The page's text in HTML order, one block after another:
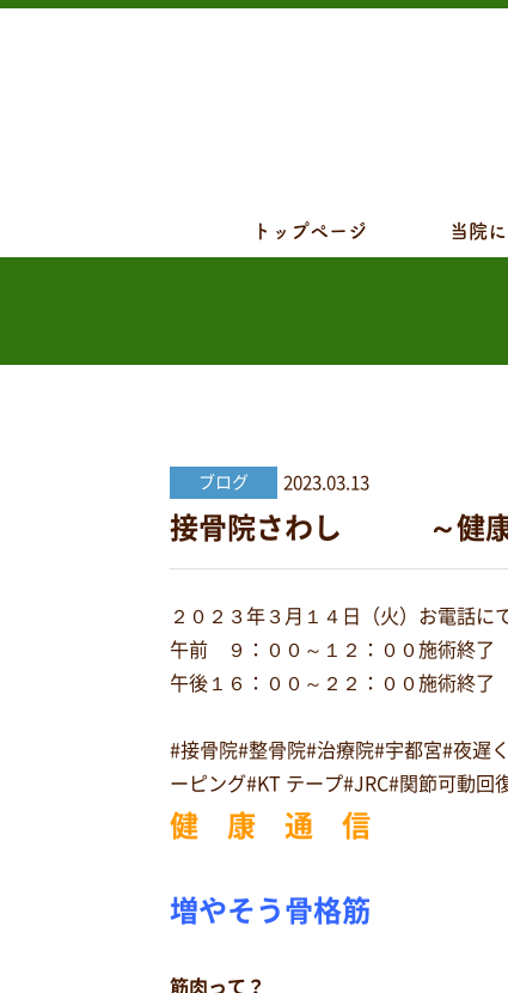
トップページ 当院
ブログ 2023.03.13
接骨院さわし ～健康
２０２３年３月１４日（火）お電話に
午前 ９：００～１２：００施術終了
午後１６：００～２２：００施術終了
#接骨院#整骨院#治療院#宇都宮#夜遅
ーピング#KT テープ#JRC#関節可動
健 康 通 信
増やそう骨格筋
筋肉って？